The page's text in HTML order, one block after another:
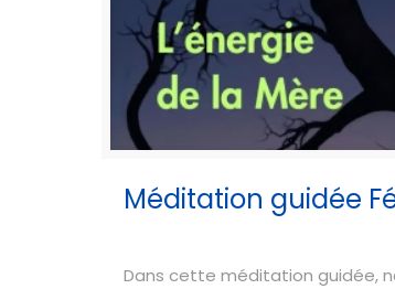
Méditation guidée
Dans cette méditation guidée,